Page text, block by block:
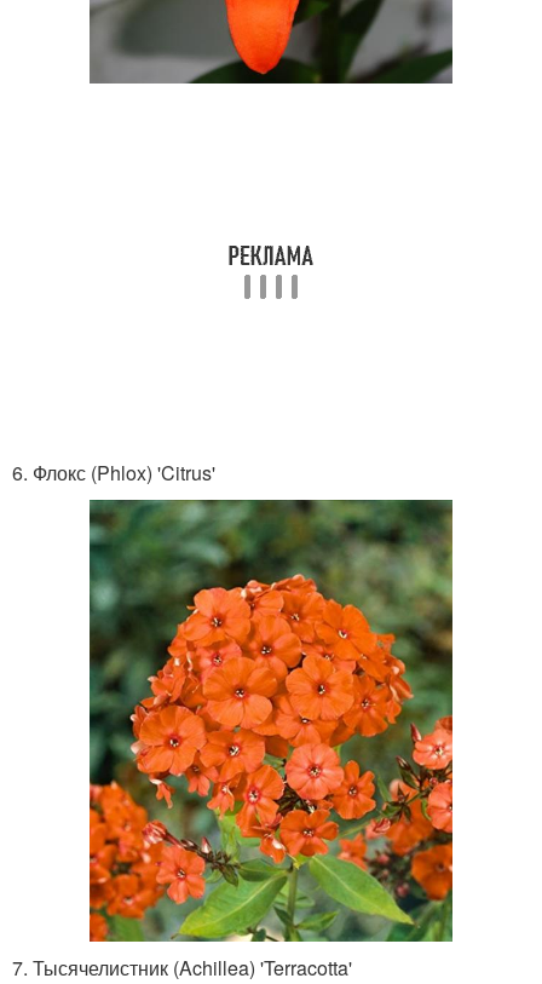
6. Флокс (Phlox) 'Citrus'
7. Тысячелистник (Achillea) 'Terracotta'